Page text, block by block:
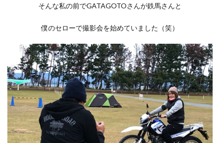
そんな私の前でGATAGOTOさんが鉄馬さんと
僕のセローで撮影会を始めていました（笑）